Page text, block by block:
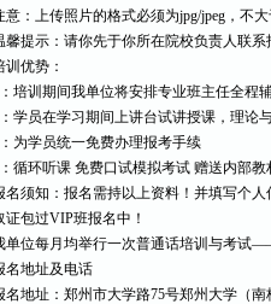
意：上传照片的格式必须为jpg/jpeg，不大
馨提示：请你先于你所在院校负责人联系
训优势：
培训期间我单位将安排专业班主任全程
学员在学习期间上讲台试讲授课，理论
为学员统一免费办理报考手续
循环听课 免费口试模拟考试 赠送内部教
名须知：报名需持以上资料！并填写个人
证包过VIP班报名中！
单位每月均举行一次普通话培训与考试
名地址及电话
名地址：郑州市大学路75号郑州大学（南